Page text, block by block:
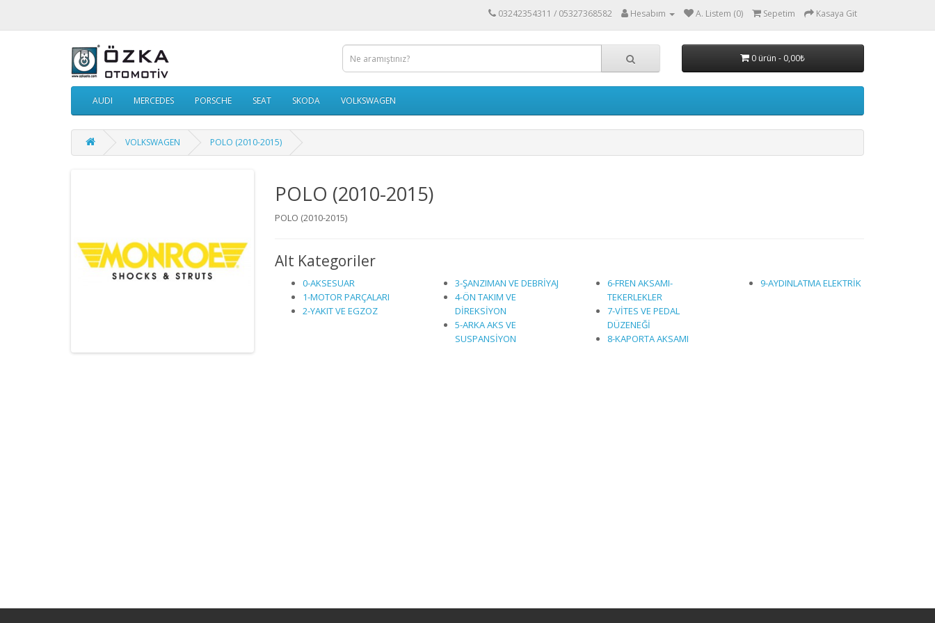
03242354311 / 05327368582 Hesabım A. Listem (0) Sepetim Kasaya Git
0 ürün - 0,00₺
AUDI MERCEDES PORSCHE SEAT SKODA VOLKSWAGEN
VOLKSWAGEN POLO (2010-2015)
POLO (2010-2015)
POLO (2010-2015)
Alt Kategoriler
0-AKSESUAR
1-MOTOR PARÇALARI
2-YAKIT VE EGZOZ
3-ŞANZIMAN VE DEBRİYAJ
4-ÖN TAKIM VE
DİREKSİYON
5-ARKA AKS VE
SUSPANSİYON
6-FREN AKSAMI-
TEKERLEKLER
7-VİTES VE PEDAL
DÜZENEĞİ
8-KAPORTA AKSAMI
9-AYDINLATMA ELEKTRİK